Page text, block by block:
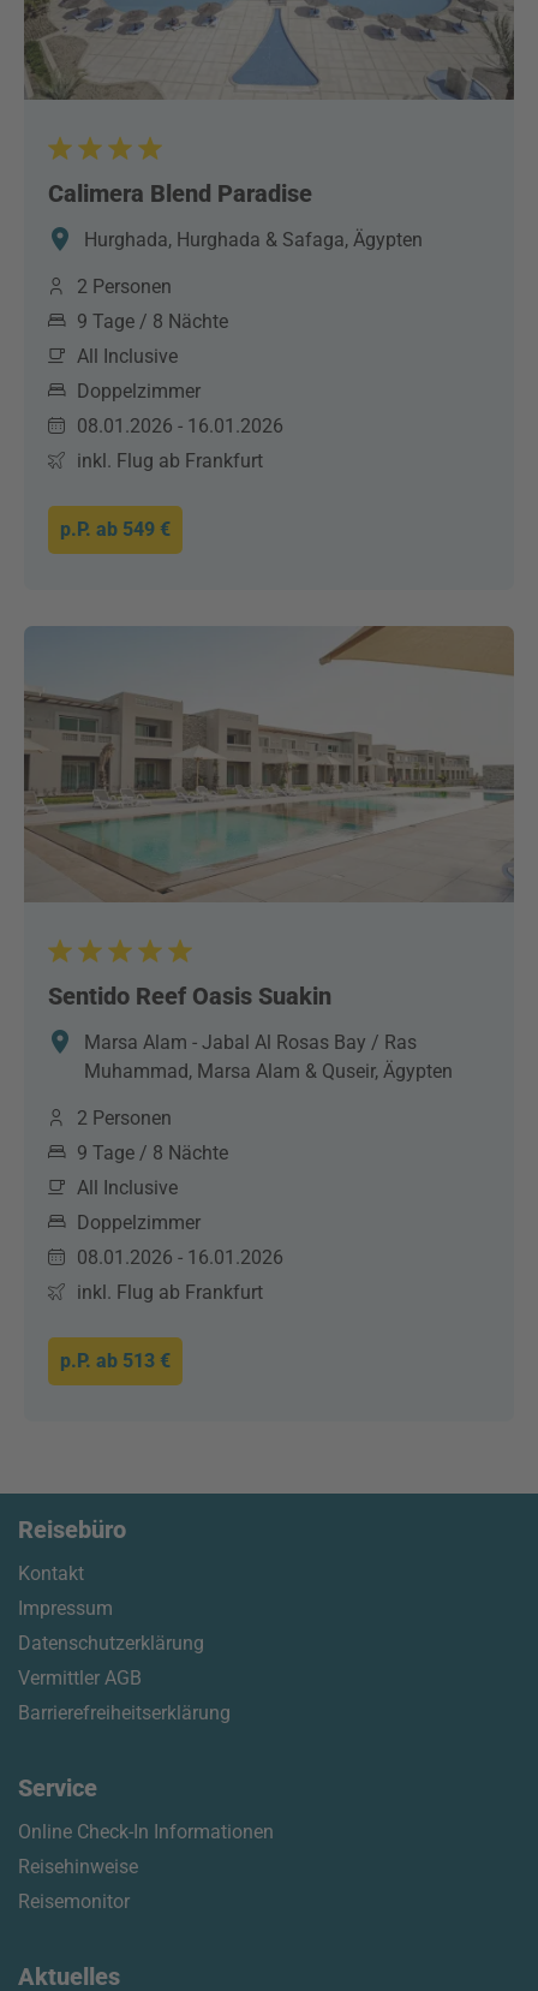
Calimera Blend Paradise
Hurghada, Hurghada & Safaga, Ägypten
2 Personen
9 Tage / 8 Nächte
All Inclusive
Doppelzimmer
08.01.2026 - 16.01.2026
inkl. Flug ab Frankfurt
p.P. ab 549 €
Sentido Reef Oasis Suakin
Marsa Alam - Jabal Al Rosas Bay / Ras
Muhammad, Marsa Alam & Quseir, Ägypten
2 Personen
9 Tage / 8 Nächte
All Inclusive
Doppelzimmer
08.01.2026 - 16.01.2026
inkl. Flug ab Frankfurt
p.P. ab 513 €
Reisebüro
Kontakt
Impressum
Datenschutzerklärung
Vermittler AGB
Barrierefreiheitserklärung
Service
Online Check-In Informationen
Reisehinweise
Reisemonitor
Aktuelles